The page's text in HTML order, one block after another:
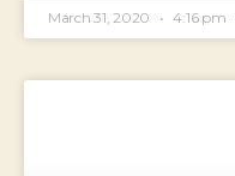
March 31, 2020 4:16 pm